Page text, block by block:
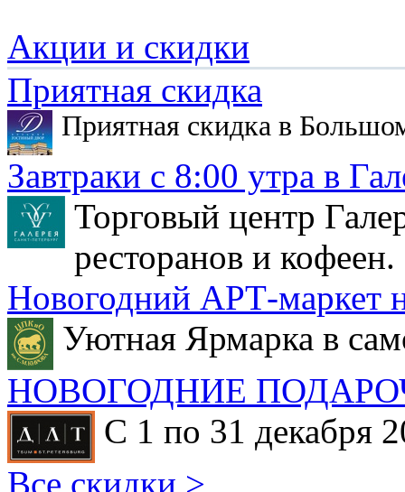
Акции и скидки
Приятная скидка
Приятная скидка в
Завтраки с 8:00 утра в
Торговый центр
ресторанов и кофеен.
Новогодний АРТ-маркет
Уютная Ярмарка в
НОВОГОДНИЕ
С 1 по 31 декабря
Все скидки >